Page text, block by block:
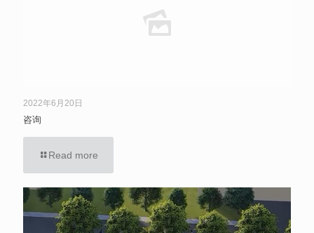
2022年6月20日
咨询
Read more